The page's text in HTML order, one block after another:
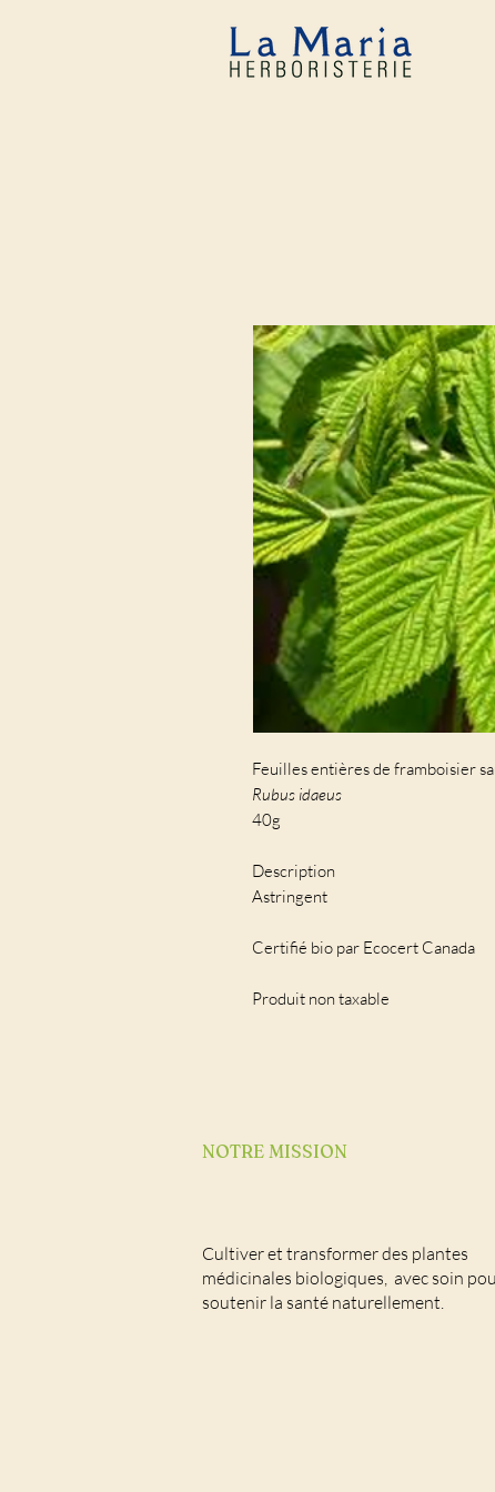
Feuilles entières de framboisier
Rubus idaeus
40g
Description
Astringent
Certifié bio par Ecocert Canada
Produit non taxable
NOTRE MISSION
Cultiver et transformer des plantes
médicinales biologiques, avec soin
soutenir la santé naturellement.